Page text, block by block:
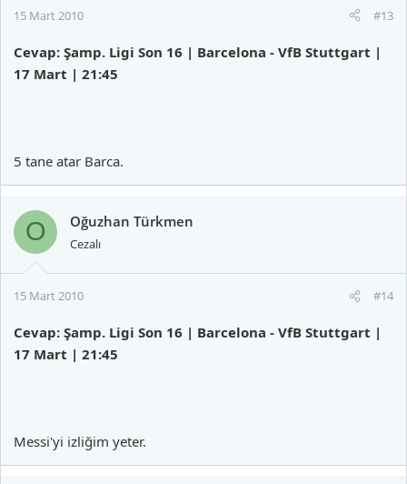
15 Mart 2010 #13
Cevap: Şamp. Ligi Son 16 | Barcelona - VfB Stuttgart |
17 Mart | 21:45
5 tane atar Barca.
O Oğuzhan Türkmen
Cezalı
15 Mart 2010 #14
Cevap: Şamp. Ligi Son 16 | Barcelona - VfB Stuttgart |
17 Mart | 21:45
Messi'yi izliğim yeter.